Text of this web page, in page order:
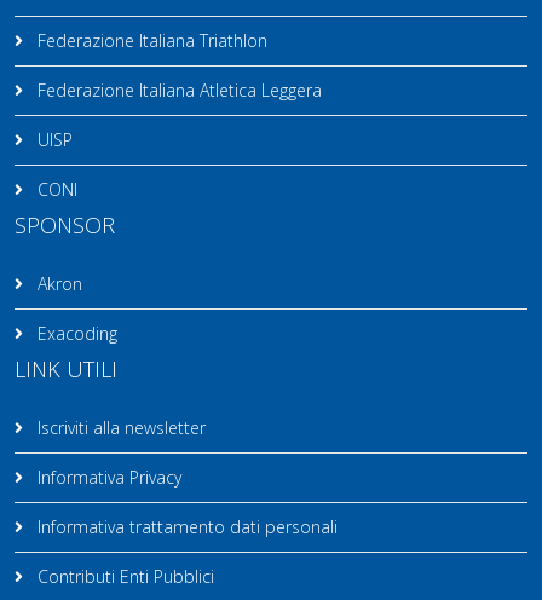
Federazione Italiana Triathlon
Federazione Italiana Atletica Leggera
UISP
CONI
SPONSOR
Akron
Exacoding
LINK UTILI
Iscriviti alla newsletter
Informativa Privacy
Informativa trattamento dati personali
Contributi Enti Pubblici